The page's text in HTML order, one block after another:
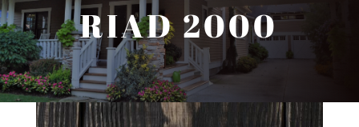
RIAD 2000